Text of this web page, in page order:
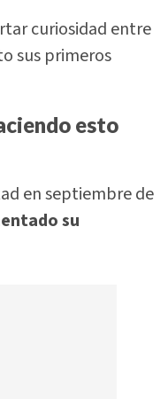
curiosidad entre
sus primeros
esto
en septiembre de
su